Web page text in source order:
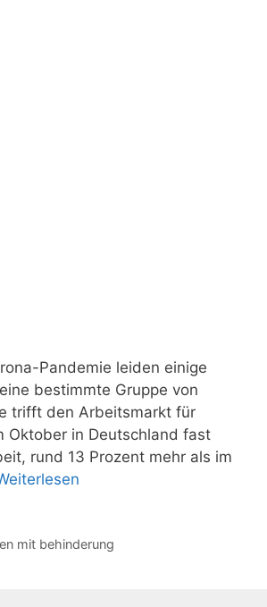
Pandemie leiden einige
bestimmte Gruppe von
trifft den Arbeitsmarkt für
Oktober in Deutschland fast
rund 13 Prozent mehr als im
mit behinderung